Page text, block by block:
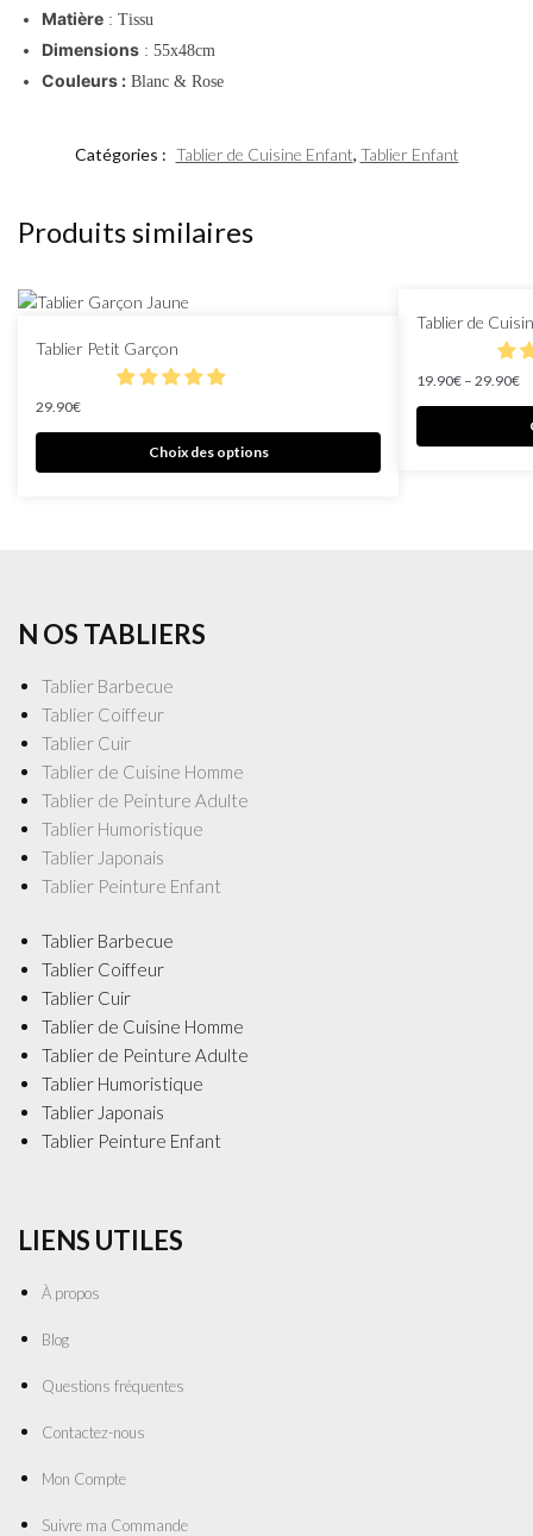
Matière : Tissu
Dimensions : 55x48cm
Couleurs : Blanc & Rose
Catégories : Tablier de Cuisine Enfant, Tablier Enfant
Produits similaires
Tablier Petit Garçon
29.90€
Choix des options
Tablier de
19.90€ – 29.90€
N OS TABLIERS
Tablier Barbecue
Tablier Coiffeur
Tablier Cuir
Tablier de Cuisine Homme
Tablier de Peinture Adulte
Tablier Humoristique
Tablier Japonais
Tablier Peinture Enfant
Tablier Barbecue
Tablier Coiffeur
Tablier Cuir
Tablier de Cuisine Homme
Tablier de Peinture Adulte
Tablier Humoristique
Tablier Japonais
Tablier Peinture Enfant
LIENS UTILES
À propos
Blog
Questions fréquentes
Contactez-nous
Mon Compte
Suivre ma Commande